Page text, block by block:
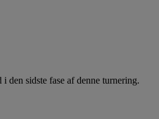
den sidste fase af denne turnering.